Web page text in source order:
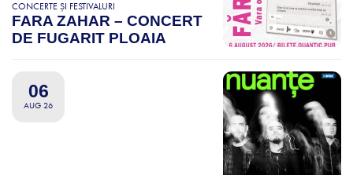
CONCERTE ȘI FESTIVALURI
FARA ZAHAR – CONCERT
DE FUGARIT PLOAIA
06
AUG 26